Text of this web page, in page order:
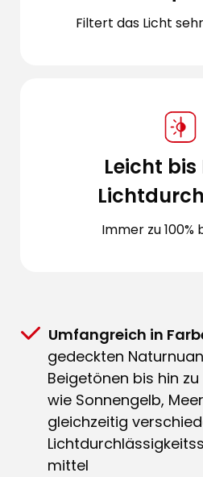
Filtert das Licht
Leicht
Immer zu 100%
Umfangreich in
gedeckten
Beigetönen bis hin
wie Sonnengelb,
gleichzeitig
mittel